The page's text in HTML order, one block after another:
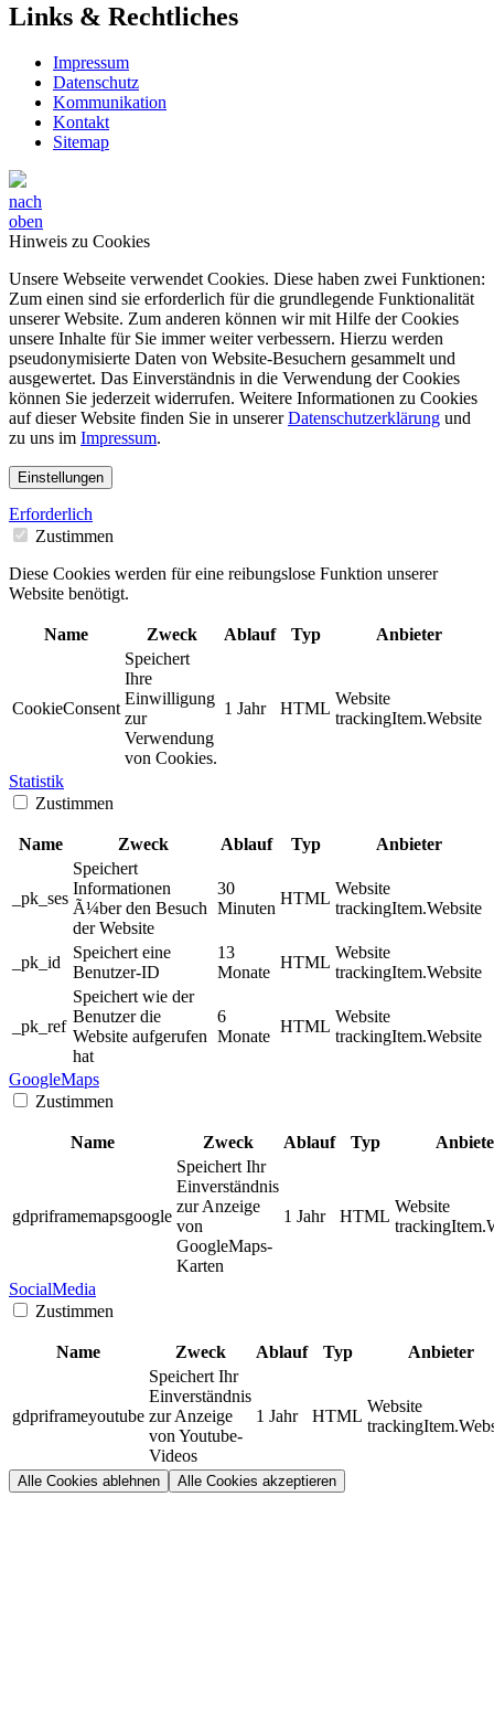
Links & Rechtliches
Impressum
Datenschutz
Kommunikation
Kontakt
Sitemap
nach
oben
Hinweis zu Cookies
Unsere Webseite verwendet Cookies. Diese haben zwei Funktionen:
Zum einen sind sie erforderlich für die grundlegende Funktionalität
unserer Website. Zum anderen können wir mit Hilfe der Cookies
unsere Inhalte für Sie immer weiter verbessern. Hierzu werden
pseudonymisierte Daten von Website-Besuchern gesammelt und
ausgewertet. Das Einverständnis in die Verwendung der Cookies
können Sie jederzeit widerrufen. Weitere Informationen zu Cookies
auf dieser Website finden Sie in unsererDatenschutzerklärung und
zu uns im Impressum.
Einstellungen
Erforderlich
Zustimmen
Diese Cookies werden für eine reibungslose Funktion unserer
Website benötigt.
Name Zweck Ablauf Typ Anbieter
CookieConsent
Speichert
Ihre
Einwilligung
zur
Verwendung
von Cookies.
1 Jahr HTML
Website
trackingItem.Website
Statistik
Zustimmen
Name Zweck Ablauf Typ Anbieter
_pk_ses
Speichert
Informationen
Ã¼ber den Besuch
der Website
30
Minuten
HTML
Website
trackingItem.Website
_pk_id
Speichert eine
Benutzer-ID
13
Monate
HTML
Website
trackingItem.Website
_pk_ref
Speichert wie der
Benutzer die
Website aufgerufen
hat
6
Monate
HTML
Website
trackingItem.Website
GoogleMaps
Zustimmen
Name Zweck Ablauf Typ
gdpriframemapsgoogle
Speichert Ihr
Einverständnis
zur Anzeige
von
GoogleMaps-
Karten
1 Jahr HTML
Website
SocialMedia
Zustimmen
Name Zweck Ablauf Typ Anbieter
gdpriframeyoutube
Speichert Ihr
Einverständnis
zur Anzeige
von Youtube-
Videos
1 Jahr HTML
Website
Alle Cookies ablehnen Alle Cookies akzeptieren